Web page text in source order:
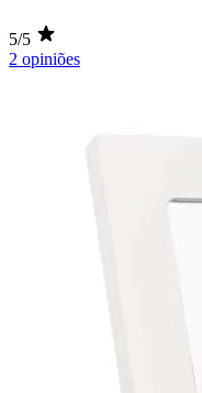
5/5
2 opiniões